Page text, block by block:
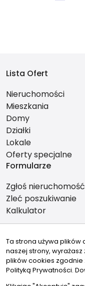
Lista Ofert
Nieruchomości
Mieszkania
Domy
Działki
Lokale
Oferty specjalne
Formularze
Zgłoś nieruchomość
Zleć poszukiwanie
Kalkulator
Ta strona używa
naszej strony,
plików cookies
Polityką Prywatności.